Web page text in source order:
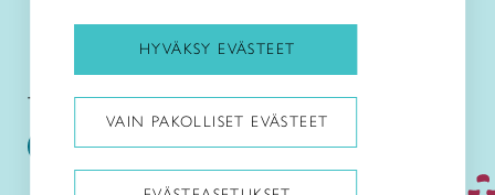
Taitoliitto: Taito-lehti:
HYVÄKSY EVÄSTEET
VAIN PAKOLLISET EVÄSTEET